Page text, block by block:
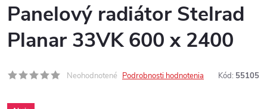
Panelový radiátor Stelrad
Planar 33VK 600 x 2400
Neohodnotené Podrobnosti hodnotenia Kód: 55105